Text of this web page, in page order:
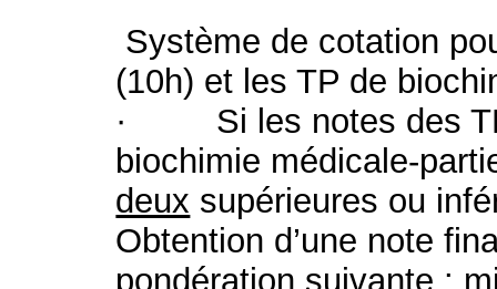
Système de cotation
(10h) et les TP de
· Si les notes des TP
biochimie médicale-
deux supérieures ou
Obtention d’une note
pondération suivante :